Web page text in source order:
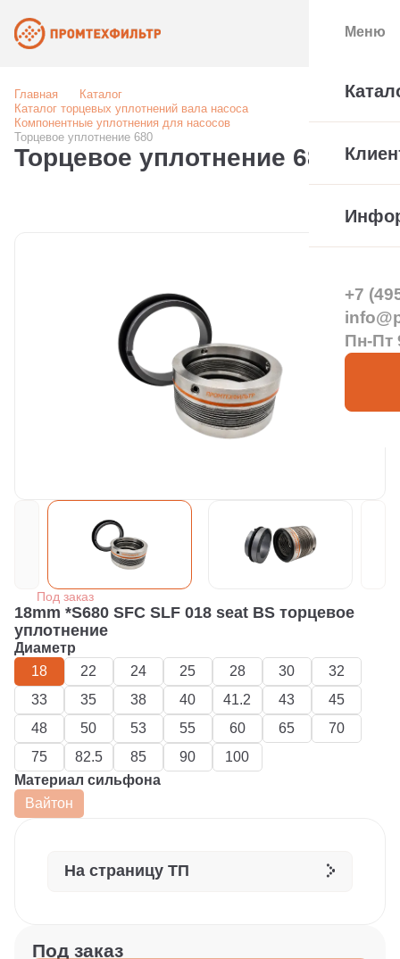
Главная
Каталог
Каталог торцевых уплотнений вала насоса
Компонентные уплотнения для насосов
Торцевое уплотнение 680
Торцевое уплотнение 680
Под заказ
18mm *S680 SFC SLF 018 seat BS торцевое
уплотнение
Диаметр
18
22 24 25 28 30
32
33
35 38 40 41.2 43
45
48
50 53 55 60 65
70
75
82.5 85 90
100
Материал сильфона
Вайтон
На страницу ТП
Под заказ
Меню
+7
Пн-Пт